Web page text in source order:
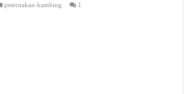
peternakan-kambing 1